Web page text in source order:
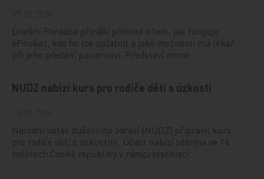
Dnešní Poradna přináší přehled o tom, jak funguje
ePoukaz, kde ho lze uplatnit a jaké možnosti má lékař
při jeho předání pacientovi. Představí mimo…
NUDZ nabízí kurs pro rodiče dětí s úzkostí
Národní ústav duševního zdraví (NUDZ) připravil kurs
pro rodiče dětí s úzkostmi. Účast nabízí zdarma ve 14
městech České republiky v rámci testovací…